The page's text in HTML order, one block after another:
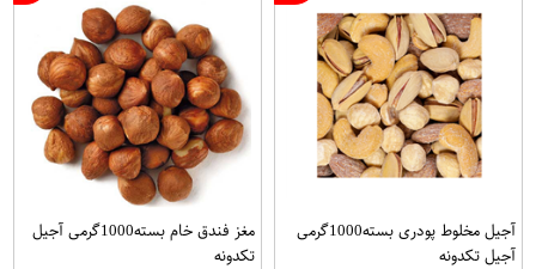
آجیل مخلوط پودری بسته1000گرمی
آجیل تکدونه
مغز فندق خام بسته1000گرمی آجیل
تکدونه